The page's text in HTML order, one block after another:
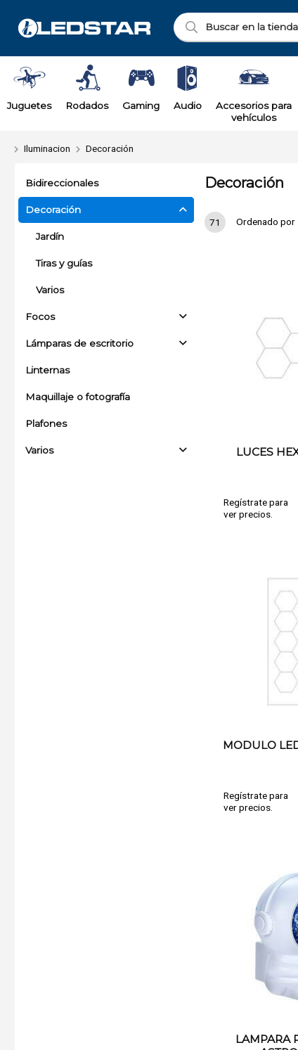
Juguetes Rodados Gaming Audio
Accesorios para
vehículos
Iluminacion Decoración
Bidireccionales
Decoración
Jardín
Tiras y guías
Varios
Focos
Lámparas de escritorio
Linternas
Maquillaje o fotografía
Plafones
Varios
Decoración
71 Ordenado por
LUCES
Regístrate para
ver precios.
MODULO
Regístrate para
ver precios.
LAMPARA